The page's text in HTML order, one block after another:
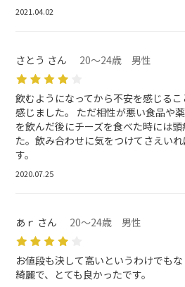
2021.04.02
さとう さん 20～24歳 男性
飲むようになってから不安を感じる
感じました。 ただ相性が悪い食品や
を飲んだ後にチーズを食べた時には
た。飲み合わせに気をつけてさえい
す。
2020.07.25
あｒ さん 20～24歳 男性
お値段も決して高いというわけでも
綺麗で、とても良かったです。